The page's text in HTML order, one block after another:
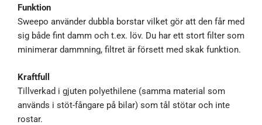
Funktion
Sweepo använder dubbla borstar vilket gör att den får med
sig både fint damm och t.ex. löv. Du har ett stort filter som
minimerar dammning, filtret är försett med skak funktion.
Kraftfull
Tillverkad i gjuten polyethilene (samma material som
används i stöt-fångare på bilar) som tål stötar och inte
rostar.